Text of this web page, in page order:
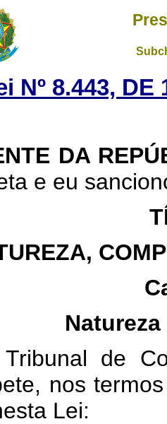
Nº 8.443, DE
DA
e eu
de
nos
Lei: